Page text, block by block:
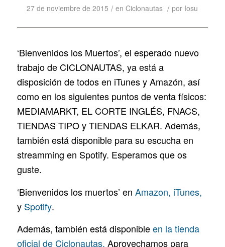
27 de noviembre de 2015 / enCiclonautas / por Iosu
‘Bienvenidos los Muertos’, el esperado nuevo
trabajo de CICLONAUTAS, ya está a
disposición de todos en iTunes y Amazón, así
como en los siguientes puntos de venta físicos:
MEDIAMARKT, EL CORTE INGLÉS, FNACS,
TIENDAS TIPO y TIENDAS ELKAR. Además,
también está disponible para su escucha en
streamming en Spotify. Esperamos que os
guste.
‘Bienvenidos los muertos’ en Amazon, iTunes,
y Spotify.
Además, también está disponibleen la tienda
oficial de Ciclonautas. Aprovechamos para